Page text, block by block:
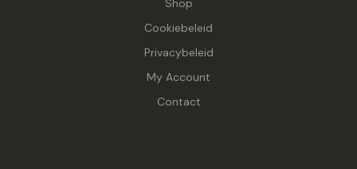
Shop
Cookiebeleid
Privacybeleid
My Account
Contact